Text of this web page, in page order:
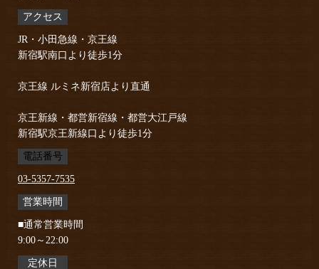
アクセス
JR・小田急線・京王線
新宿駅南口より徒歩1分
京王線 ルミネ新宿店より直通
京王新線・都営新宿線・都営大江戸線
新宿駅京王新線口より徒歩1分
電話番号
03-5357-7535
営業時間
■通常営業時間
9:00～22:00
定休日